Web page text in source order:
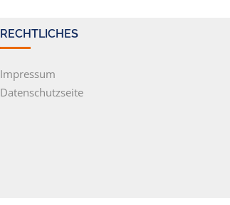
RECHTLICHES
Impressum
Datenschutzseite